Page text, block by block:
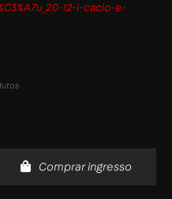
12-i-cacio-e-
Comprar ingresso